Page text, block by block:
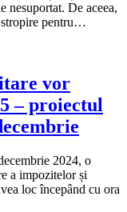
nesuportat. De aceea,
stropire pentru…
vor
– proiectul
2024, o
a impozitelor și
loc începând cu ora